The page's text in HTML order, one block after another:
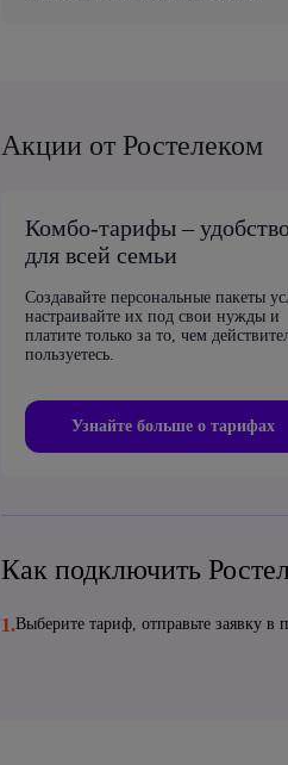
Акции от Ростелеком
Комбо-тарифы –
для всей семьи
Создавайте персональные пакеты
настраивайте их под свои нужды и
платите только за то, чем
пользуетесь.
Узнайте больше о тарифах
Как подключить
1.Выберите тариф, отправьте заявку в